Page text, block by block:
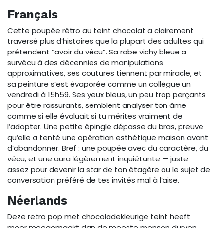
Français
Cette poupée rétro au teint chocolat a clairement
traversé plus d’histoires que la plupart des adultes qui
prétendent “avoir du vécu”. Sa robe vichy bleue a
survécu à des décennies de manipulations
approximatives, ses coutures tiennent par miracle, et
sa peinture s’est évaporée comme un collègue un
vendredi à 15h59. Ses yeux bleus, un peu trop perçants
pour être rassurants, semblent analyser ton âme
comme si elle évaluait si tu mérites vraiment de
l’adopter. Une petite épingle dépasse du bras, preuve
qu’elle a tenté une opération esthétique maison avant
d’abandonner. Bref : une poupée avec du caractère, du
vécu, et une aura légèrement inquiétante — juste
assez pour devenir la star de ton étagère ou le sujet de
conversation préféré de tes invités mal à l’aise.
Néerlands
Deze retro pop met chocoladekleurige teint heeft